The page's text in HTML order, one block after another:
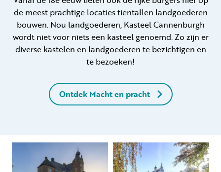
de meest prachtige locaties tientallen landgoederen
bouwen. Nou landgoederen, Kasteel Cannenburgh
wordt niet voor niets een kasteel genoemd. Zo zijn er
diverse kastelen en landgoederen te bezichtigen en
te bezoeken!
Ontdek Macht en pracht